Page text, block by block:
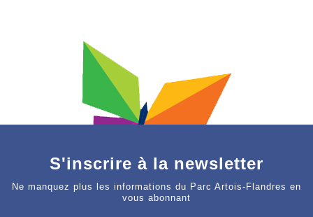
S'inscrire à la newsletter
Ne manquez plus les informations du Parc Artois-Flandres en
vous abonnant